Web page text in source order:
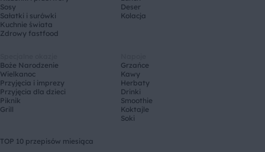
Sosy
Sałatki i surówki
Kuchnie świata
Zdrowy fastfood
Deser
Kolacja
Boże Narodzenie
Wielkanoc
Przyjęcia i imprezy
Przyjęcia dla dzieci
Piknik
Grill
Grzańce
Kawy
Herbaty
Drinki
Smoothie
Koktajle
Soki
TOP 10 przepisów miesiąca